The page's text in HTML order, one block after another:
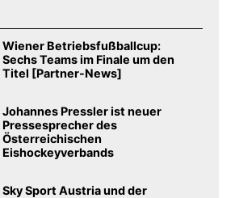
Wiener Betriebsfußballcup:
Sechs Teams im Finale um den
Titel [Partner-News]
Johannes Pressler ist neuer
Pressesprecher des
Österreichischen
Eishockeyverbands
Sky Sport Austria und der